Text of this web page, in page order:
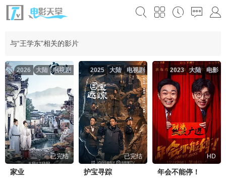
与“王学东”相关的影片
电视剧
大陆
2026
已完结
家业
电视剧
大陆
2025
已完结
护宝寻踪
电影
大陆
2023
HD
年会不能停！